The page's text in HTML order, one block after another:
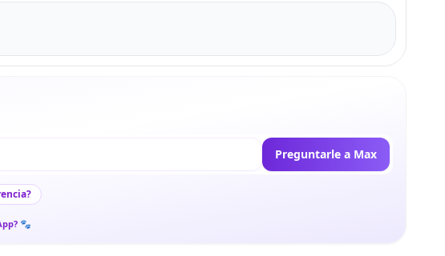
Preguntarle a Max
🐾